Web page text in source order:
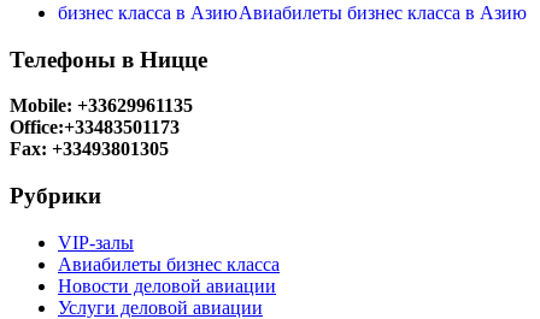
Авиабилеты бизнес класса в Азию
Телефоны в Ницце
Mobile: +33629961135
Office:+33483501173
Fax: +33493801305
Рубрики
VIP-залы
Авиабилеты бизнес класса
Новости деловой авиации
Услуги деловой авиации